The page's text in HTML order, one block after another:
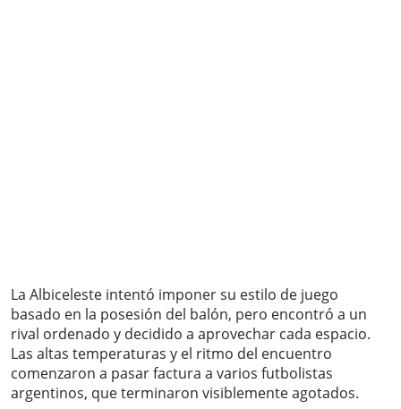
La Albiceleste intentó imponer su estilo de juego
basado en la posesión del balón, pero encontró a un
rival ordenado y decidido a aprovechar cada espacio.
Las altas temperaturas y el ritmo del encuentro
comenzaron a pasar factura a varios futbolistas
argentinos, que terminaron visiblemente agotados.